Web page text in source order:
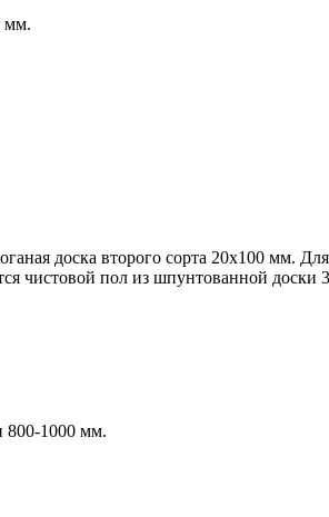
мм.
доска второго сорта 20х100 мм.
чистовой пол из шпунтованной доски
800-1000 мм.